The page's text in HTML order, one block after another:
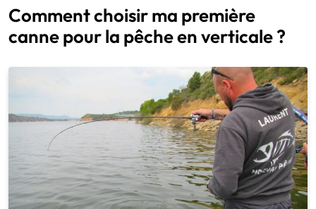
Comment choisir ma première
canne pour la pêche en verticale ?